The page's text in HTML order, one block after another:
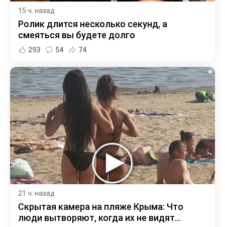
15 ч. назад
Ролик длится несколько секунд, а
смеяться вы будете долго
293 54 74
i
21 ч. назад
Скрытая камера на пляже Крыма: Что
люди вытворяют, когда их не видят...